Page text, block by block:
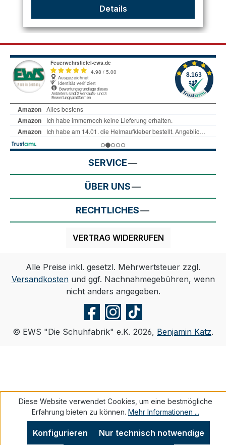
Details
SERVICE
ÜBER UNS
RECHTLICHES
VERTRAG WIDERRUFEN
Alle Preise inkl. gesetzl. Mehrwertsteuer zzgl.
Versandkostenund ggf. Nachnahmegebühren, wenn
nicht anders angegeben.
© EWS "Die Schuhfabrik" e.K. 2026, Benjamin Katz.
Diese Website verwendet Cookies, um eine bestmögliche
Erfahrung bieten zu können. Mehr Informationen ...
Nur technisch notwendige
Konfigurieren